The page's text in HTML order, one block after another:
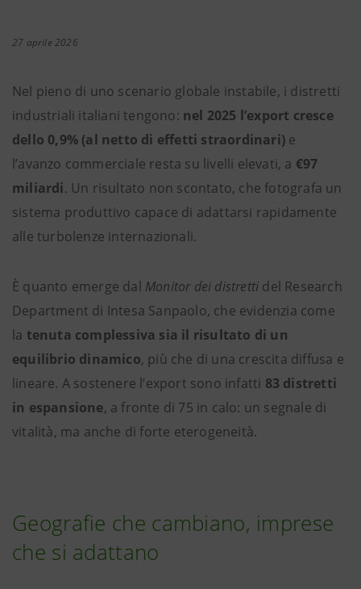
27 aprile 2026
Nel pieno di uno scenario globale instabile, i distretti
industriali italiani tengono: nel 2025 l’export cresce
dello 0,9% (al netto di effetti straordinari) e
l’avanzo commerciale resta su livelli elevati, a €97
miliardi. Un risultato non scontato, che fotografa un
sistema produttivo capace di adattarsi rapidamente
alle turbolenze internazionali.
È quanto emerge dal Monitor dei distretti del Research
Department di Intesa Sanpaolo, che evidenzia come
la tenuta complessiva sia il risultato di un
equilibrio dinamico, più che di una crescita diffusa e
lineare. A sostenere l’export sono infatti 83 distretti
in espansione, a fronte di 75 in calo: un segnale di
vitalità, ma anche di forte eterogeneità.
Geografie che cambiano, imprese
che si adattano